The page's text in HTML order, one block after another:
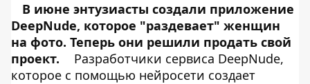
В июне энтузиасты создали приложение
DeepNude, которое "раздевает" женщин
на фото. Теперь они решили продать свой
проект.
Разработчики сервиса DeepNude,
которое с помощью нейросети создает